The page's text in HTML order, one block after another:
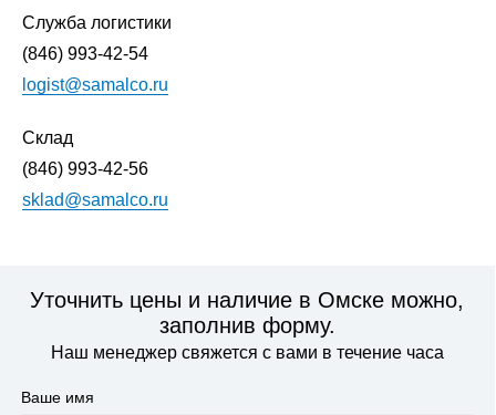
Служба логистики
(846) 993-42-54
logist@samalco.ru
Склад
(846) 993-42-56
sklad@samalco.ru
Уточнить цены и наличие в Омске можно,
заполнив форму.
Наш менеджер свяжется с вами в течение часа
Ваше имя